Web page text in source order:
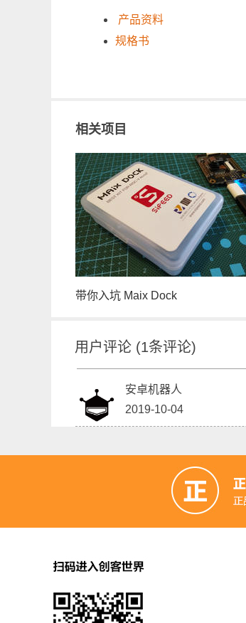
产品资料
规格书
相关项目
带你入坑 Maix Dock
用户评论 (1条评论)
安卓机器人
2019-10-04